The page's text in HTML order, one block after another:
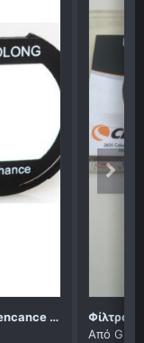
Optolong L-encance clip για μηχανες canon crop
Από GL